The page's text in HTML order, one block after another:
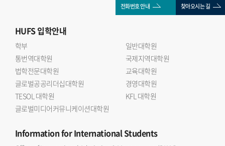
전화번호 안내 찾아오시는 길
HUFS입학안내
학부
일반대학원
통번역대학원
국제지역대학원
법학전문대학원
교육대학원
글로벌공공리더십대학원
경영대학원
TESOL 대학원
KFL 대학원
글로벌미디어커뮤니케이션대학원
Informationfor International Students